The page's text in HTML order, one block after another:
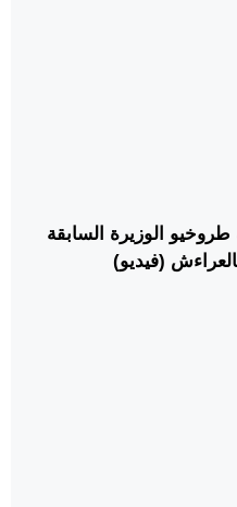
طروخيو الوزيرة السابقة
(فيديو)